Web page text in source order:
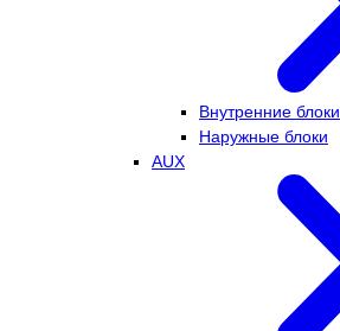
Внутренние блоки
Наружные блоки
AUX